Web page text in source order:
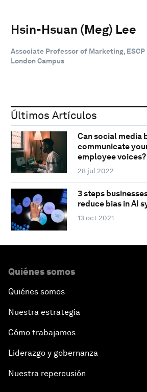
Hsin-Hsuan (Meg) Lee
Associate Professor of Marketing, ESCP
London Campus
Últimos Artículos
Can social media
communicate
employee voices?
28 jul 2022
3 steps
reduce bias in AI
13 oct 2021
Quiénes somos
Quiénes somos
Nuestra estrategia
Cómo trabajamos
Liderazgo y gobernanza
Nuestra repercusión